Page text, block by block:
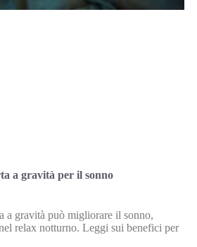
a gravità per il sonno
a gravità può migliorare il sonno,
relax notturno. Leggi sui benefici per